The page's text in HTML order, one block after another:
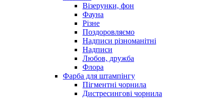
Візерунки, фон
Фауна
Різне
Поздоровляємо
Надписи різноманітні
Надписи
Любов, дружба
Флора
Фарба для штампінгу
Пігментні чорнила
Дистресингові чорнила